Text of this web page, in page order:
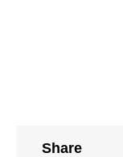
Share